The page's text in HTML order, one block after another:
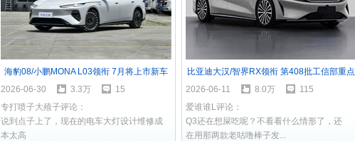
海豹08/小鹏MONA L03领衔 7月将上市新车
汇总 开启下半年车市热潮
2026-06-30 3.3万
15
专打喷子大殖子评论：
说到点子上了，现在的电车大灯设计维修成
本太高
比亚迪大汉/智界RX领衔 第408批工信部重点
新车汇总 品类相当齐全
2026-06-11 8.0万
115
爱谁谁L评论：
Q3还在想屎吃呢？不看看什么情形了，还
在用那两款老咕噜棒子发...